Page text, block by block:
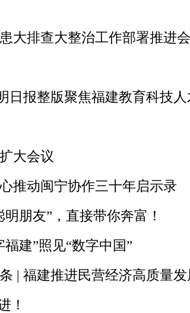
大排查大整治工作部署推进
日报整版聚焦福建教育科技人
大会议
推动闽宁协作三十年启示录
朋友”，直接带你奔富！
建”照见“数字中国”
| 福建推进民营经济高质量发
！